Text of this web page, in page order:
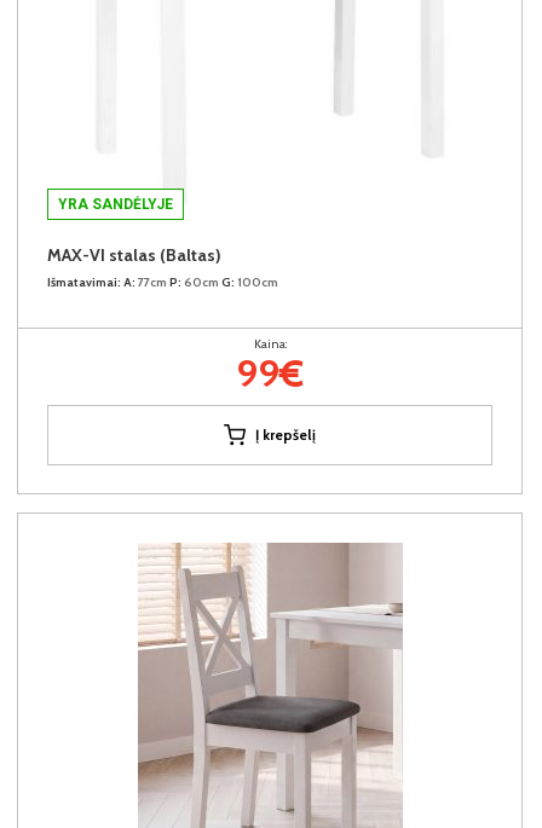
YRA SANDĖLYJE
MAX-VI stalas (Baltas)
Išmatavimai: A: 77cm P: 60cm G: 100cm
Kaina:
99€
Į krepšelį